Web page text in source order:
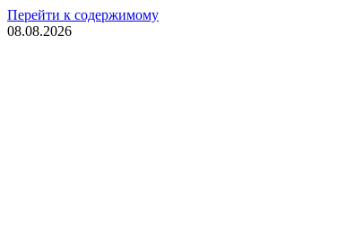
Перейти к содержимому
08.08.2026